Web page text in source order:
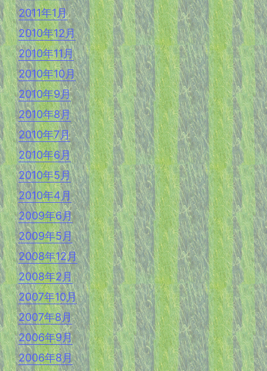
2011年1月
2010年12月
2010年11月
2010年10月
2010年9月
2010年8月
2010年7月
2010年6月
2010年5月
2010年4月
2009年6月
2009年5月
2008年12月
2008年2月
2007年10月
2007年8月
2006年9月
2006年8月